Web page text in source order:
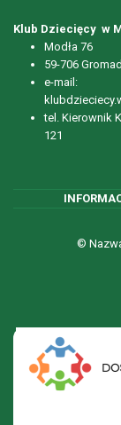
Klub Dziecięcy w
Modła 76
59-706
e-mail:
tel. Kierownik
121
©